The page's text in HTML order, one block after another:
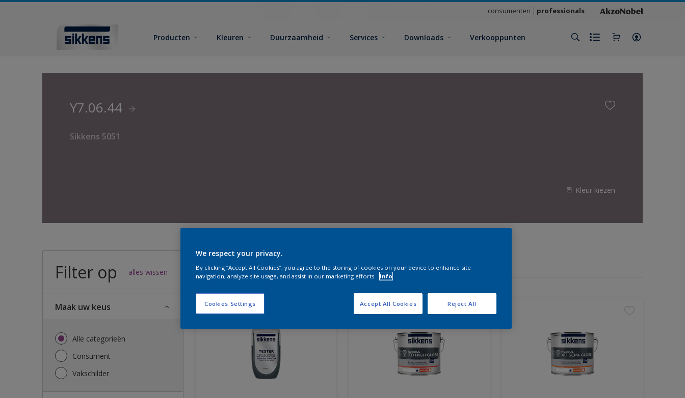
consumenten professionals
Producten Kleuren Duurzaamheid Services Downloads Verkooppunten
Y7.06.44
Sikkens 5051
Kleur kiezen
Filter op alles wissen
Maak uw keus
Alle categorieën
Consument
Vakschilder
47resultaten voor jou
We respect your privacy.
By clicking “Accept All Cookies”, you agree to the storing of cookies on your device to enhance site
navigation, analyze site usage, and assist in our marketing efforts.
Info
Cookies Settings Reject All
Accept All Cookies